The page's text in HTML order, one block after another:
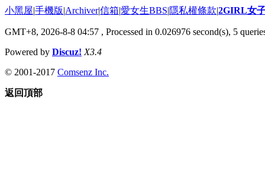
小黑屋|手機版|Archiver|信箱|愛女生BBS|隱私權條款|2GIRL女
GMT+8, 2026-8-8 04:57 , Processed in 0.026976 second(s), 5
Powered by Discuz! X3.4
© 2001-2017 Comsenz Inc.
返回頂部